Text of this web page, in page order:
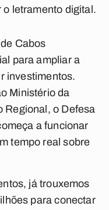
letramento digital.
Cabos
para ampliar a
investimentos.
Ministério da
Regional, o Defesa
a funcionar
tempo real sobre
já trouxemos
para conectar